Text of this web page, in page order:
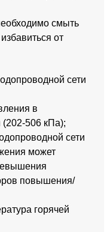
смыть
от
сети
в
(202-506 кПа);
сети
может
повышения/
горячей